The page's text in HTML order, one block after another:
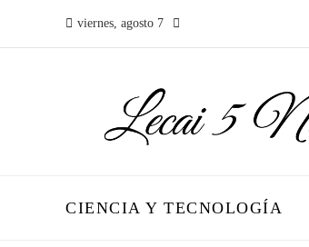
viernes, agosto 7
CIENCIA Y TECNOLOGÍA